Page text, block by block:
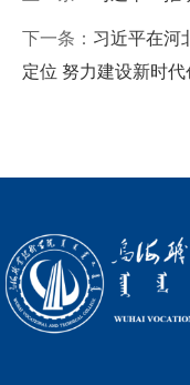
下一条： 习近平在河
定位 努力建设新时